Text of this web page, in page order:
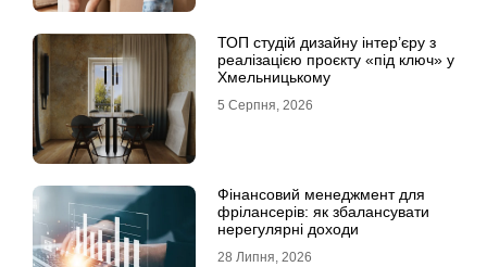
ТОП студій дизайну інтер’єру з
реалізацією проєкту «під ключ» у
Хмельницькому
5 Серпня, 2026
Фінансовий менеджмент для
фрілансерів: як збалансувати
нерегулярні доходи
28 Липня, 2026